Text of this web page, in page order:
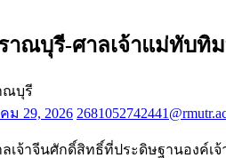
าณบุรี-ศาลเจ้าแม่ทับทิ
29, 2026
เจ้าจีนศักดิ์สิทธิ์ที่ประดิษฐานองค์เ